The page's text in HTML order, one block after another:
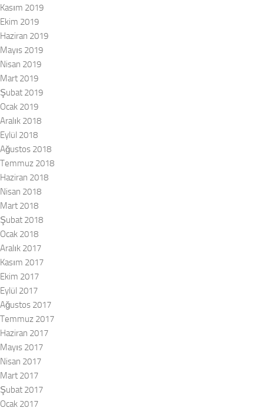
Kasım 2019
Ekim 2019
Haziran 2019
Mayıs 2019
Nisan 2019
Mart 2019
Şubat 2019
Ocak 2019
Aralık 2018
Eylül 2018
Ağustos 2018
Temmuz 2018
Haziran 2018
Nisan 2018
Mart 2018
Şubat 2018
Ocak 2018
Aralık 2017
Kasım 2017
Ekim 2017
Eylül 2017
Ağustos 2017
Temmuz 2017
Haziran 2017
Mayıs 2017
Nisan 2017
Mart 2017
Şubat 2017
Ocak 2017